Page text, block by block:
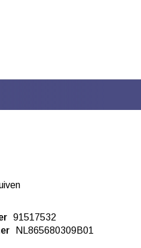
91517532
NL865680309B01